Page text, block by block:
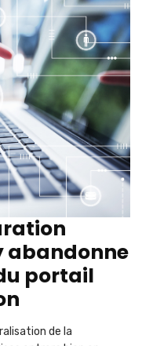
abandonne
portail
de la